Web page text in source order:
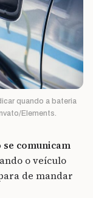
quando a bateria
Elements.
comunicam
o veículo
de mandar